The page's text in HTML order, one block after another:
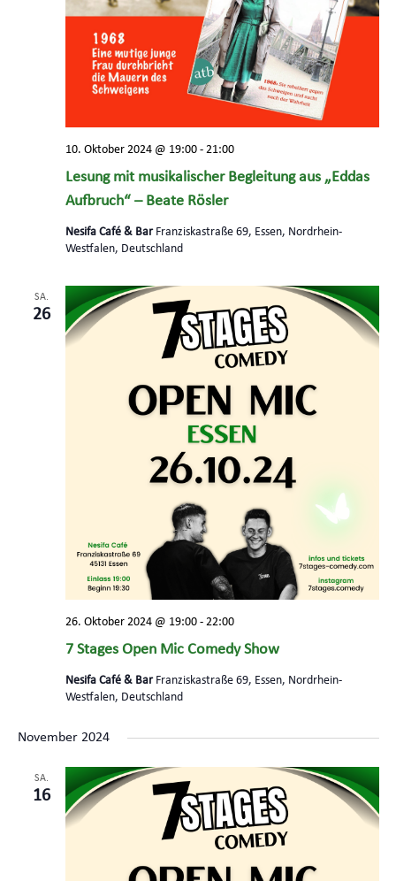
Lesung mit musikalischer Begleitung aus „Eddas
Aufbruch“ – Beate Rösler
10. Oktober 2024 @ 19:00- 21:00
Nesifa Café & Bar Franziskastraße 69, Essen, Nordrhein-
Westfalen, Deutschland
SA.
26
7 Stages Open Mic Comedy Show
26. Oktober 2024 @ 19:00- 22:00
Nesifa Café & Bar Franziskastraße 69, Essen, Nordrhein-
Westfalen, Deutschland
November 2024
SA.
16